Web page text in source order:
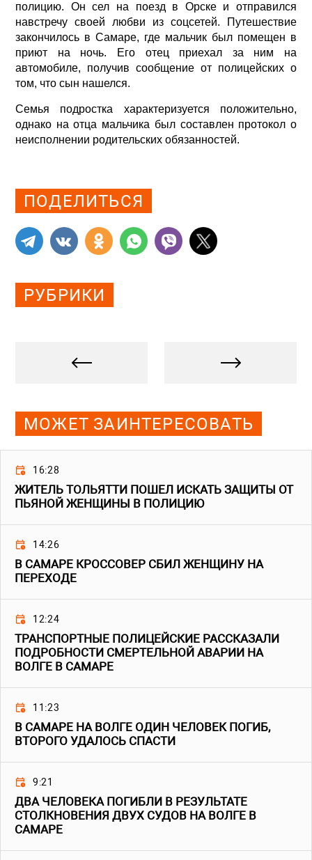
полицию. Он сел на поезд в Орске и отправился
навстречу своей любви из соцсетей. Путешествие
закончилось в Самаре, где мальчик был помещен в
приют на ночь. Его отец приехал за ним на
автомобиле, получив сообщение от полицейских о
том, что сын нашелся.
Семья подростка характеризуется положительно,
однако на отца мальчика был составлен протокол о
неисполнении родительских обязанностей.
ПОДЕЛИТЬСЯ
РУБРИКИ
МОЖЕТ ЗАИНТЕРЕСОВАТЬ
16:28
ЖИТЕЛЬ ТОЛЬЯТТИ ПОШЕЛ ИСКАТЬ ЗАЩИТЫ ОТ
ПЬЯНОЙ ЖЕНЩИНЫ В ПОЛИЦИЮ
14:26
В САМАРЕ КРОССОВЕР СБИЛ ЖЕНЩИНУ НА
ПЕРЕХОДЕ
12:24
ТРАНСПОРТНЫЕ ПОЛИЦЕЙСКИЕ РАССКАЗАЛИ
ПОДРОБНОСТИ СМЕРТЕЛЬНОЙ АВАРИИ НА
ВОЛГЕ В САМАРЕ
11:23
В САМАРЕ НА ВОЛГЕ ОДИН ЧЕЛОВЕК ПОГИБ,
ВТОРОГО УДАЛОСЬ СПАСТИ
9:21
ДВА ЧЕЛОВЕКА ПОГИБЛИ В РЕЗУЛЬТАТЕ
СТОЛКНОВЕНИЯ ДВУХ СУДОВ НА ВОЛГЕ В
САМАРЕ